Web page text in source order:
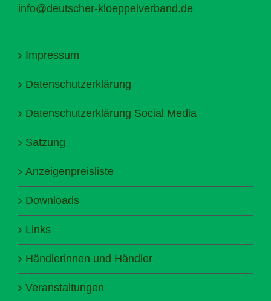
info@deutscher-kloeppelverband.de
Impressum
Datenschutzerklärung
Datenschutzerklärung Social Media
Satzung
Anzeigenpreisliste
Downloads
Links
Händlerinnen und Händler
Veranstaltungen